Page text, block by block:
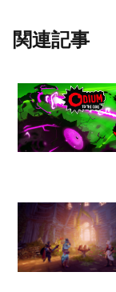
関連記事